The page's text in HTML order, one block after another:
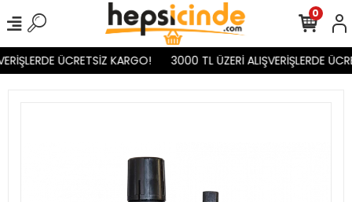
ÜCRETSİZ KARGO! 3000 TL ÜZERİ ALIŞVERİŞLERDE
0